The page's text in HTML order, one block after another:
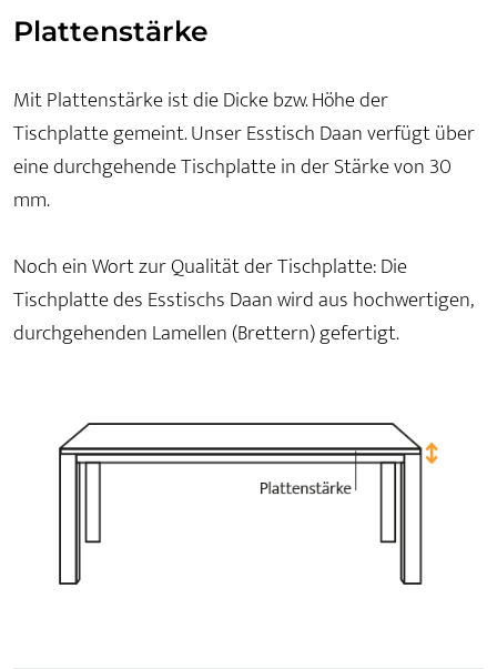
Plattenstärke
Mit Plattenstärke ist die Dicke bzw. Höhe der
Tischplatte gemeint. Unser Esstisch Daan verfügt über
eine durchgehende Tischplatte in der Stärke von 30
mm.
Noch ein Wort zur Qualität der Tischplatte: Die
Tischplatte des Esstischs Daan wird aus hochwertigen,
durchgehenden Lamellen (Brettern) gefertigt.